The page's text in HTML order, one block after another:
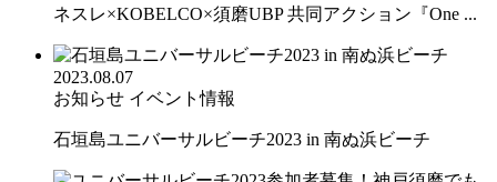
ネスレ×KOBELCO×須磨UBP 共同アクション『One ...
2023.08.07
お知らせ イベント情報
石垣島ユニバーサルビーチ2023 in 南ぬ浜ビーチ